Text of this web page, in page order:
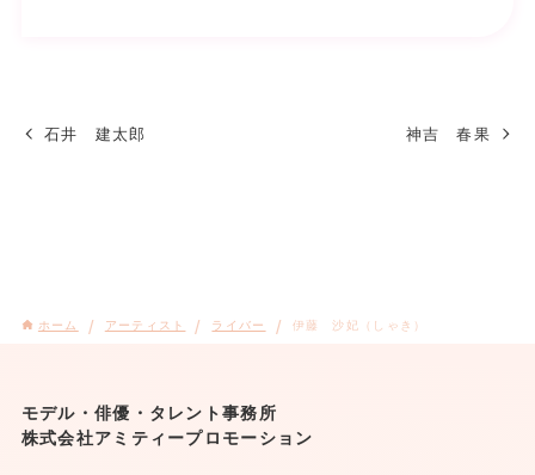
石井 建太郎 神吉 春果
ホーム アーティスト ライバー 伊藤 沙妃（しゃき）
モデル・俳優・タレント事務所
株式会社アミティープロモーション